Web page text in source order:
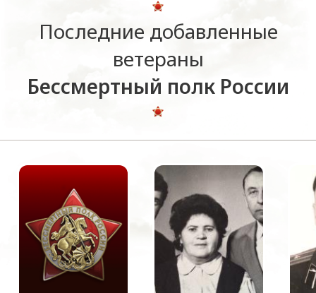
Последние добавленные
ветераны
Бессмертный полк России